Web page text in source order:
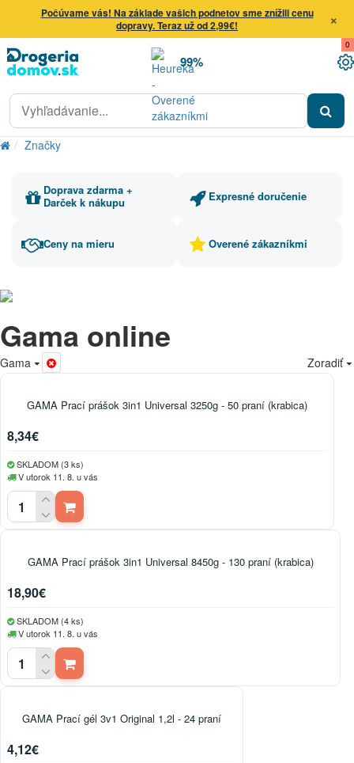
Počúvame vás! Na základe vašich podnetov sme znížili cenu
dopravy. Teraz už od 2,99€!
×
99%
0
Značky
Doprava zdarma +
Darček k nákupu
Expresné doručenie
Ceny na mieru Overené zákazníkmi
Gama online
Gama Zoradiť
GAMA Prací prášok 3in1 Universal 3250g - 50 praní (krabica)
8,34€
SKLADOM (3 ks)
V utorok 11. 8. u vás
GAMA Prací prášok 3in1 Universal 8450g - 130 praní (krabica)
18,90€
SKLADOM (4 ks)
V utorok 11. 8. u vás
GAMA Prací gél 3v1 Original 1,2l - 24 praní
4,12€